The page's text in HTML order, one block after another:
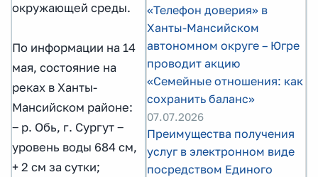
окружающей среды.
По информации на 14
мая, состояние на
реках в Ханты-
Мансийском районе:
‒ р. Обь, г. Сургут ‒
уровень воды 684 см,
+ 2 см за сутки;
«Телефон доверия» в
Ханты-Мансийском
автономном округе – Югре
проводит акцию
«Семейные отношения: как
сохранить баланс»
07.07.2026
Преимущества получения
услуг в электронном виде
посредством Единого